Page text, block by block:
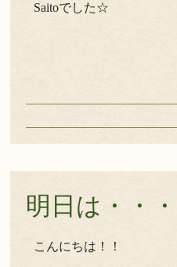
Saitoでした☆
明日は・・・
こんにちは！！